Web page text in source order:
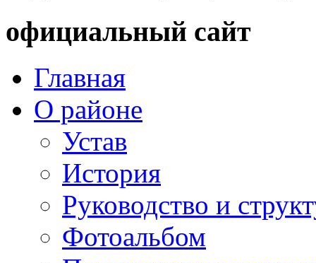
официальный сайт
Главная
О районе
Устав
История
Руководство и
Фотоальбом